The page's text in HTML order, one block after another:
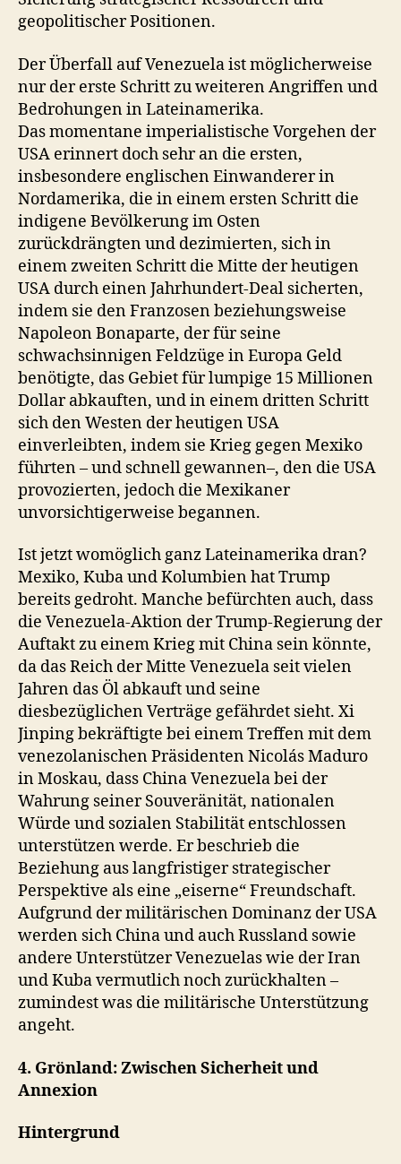
geopolitischer Positionen.
Der Überfall auf Venezuela ist möglicherweise
nur der erste Schritt zu weiteren Angriffen und
Bedrohungen in Lateinamerika.
Das momentane imperialistische Vorgehen der
USA erinnert doch sehr an die ersten,
insbesondere englischen Einwanderer in
Nordamerika, die in einem ersten Schritt die
indigene Bevölkerung im Osten
zurückdrängten und dezimierten, sich in
einem zweiten Schritt die Mitte der heutigen
USA durch einen Jahrhundert-Deal sicherten,
indem sie den Franzosen beziehungsweise
Napoleon Bonaparte, der für seine
schwachsinnigen Feldzüge in Europa Geld
benötigte, das Gebiet für lumpige 15 Millionen
Dollar abkauften, und in einem dritten Schritt
sich den Westen der heutigen USA
einverleibten, indem sie Krieg gegen Mexiko
führten – und schnell gewannen–, den die USA
provozierten, jedoch die Mexikaner
unvorsichtigerweise begannen.
Ist jetzt womöglich ganz Lateinamerika dran?
Mexiko, Kuba und Kolumbien hat Trump
bereits gedroht. Manche befürchten auch, dass
die Venezuela-Aktion der Trump-Regierung der
Auftakt zu einem Krieg mit China sein könnte,
da das Reich der Mitte Venezuela seit vielen
Jahren das Öl abkauft und seine
diesbezüglichen Verträge gefährdet sieht. Xi
Jinping bekräftigte bei einem Treffen mit dem
venezolanischen Präsidenten Nicolás Maduro
in Moskau, dass China Venezuela bei der
Wahrung seiner Souveränität, nationalen
Würde und sozialen Stabilität entschlossen
unterstützen werde. Er beschrieb die
Beziehung aus langfristiger strategischer
Perspektive als eine „eiserne“ Freundschaft.
Aufgrund der militärischen Dominanz der USA
werden sich China und auch Russland sowie
andere Unterstützer Venezuelas wie der Iran
und Kuba vermutlich noch zurückhalten –
zumindest was die militärische Unterstützung
angeht.
4. Grönland: Zwischen Sicherheit und
Annexion
Hintergrund